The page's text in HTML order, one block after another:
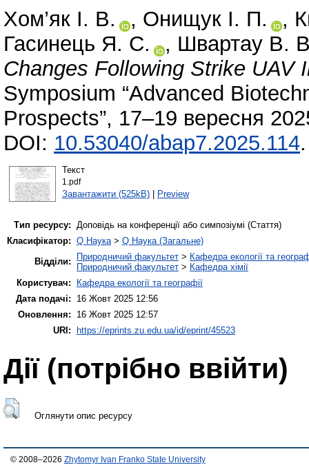
Хом’як І. В. , Онищук І. П. ,
Гасинець Я. С.
, Швартау В.
Changes Following Strike UAV
Symposium “Advanced
Prospects”, 17–19 вересня
DOI: 10.53040/abap7.2025.114.
Текст
1.pdf
Завантажити (525kB)| Preview
Тип ресурсу: Доповідь на конференції або симпозіумі (Стаття)
Класифікатор: Q Наука> Q Наука (Загальне)
Відділи:
Природничий факультет > Кафедра екології та
Природничий факультет > Кафедра хімії
Користувач:
Кафедра екології та географії
Дата подачі:
16 Жовт 2025 12:56
Оновлення:
16 Жовт 2025 12:57
URI:
https://eprints.zu.edu.ua/id/eprint/45523
Дії ​​(потрібно ввійти)
Оглянути опис ресурсу
© 2008–2026 Zhytomyr Ivan Franko State University